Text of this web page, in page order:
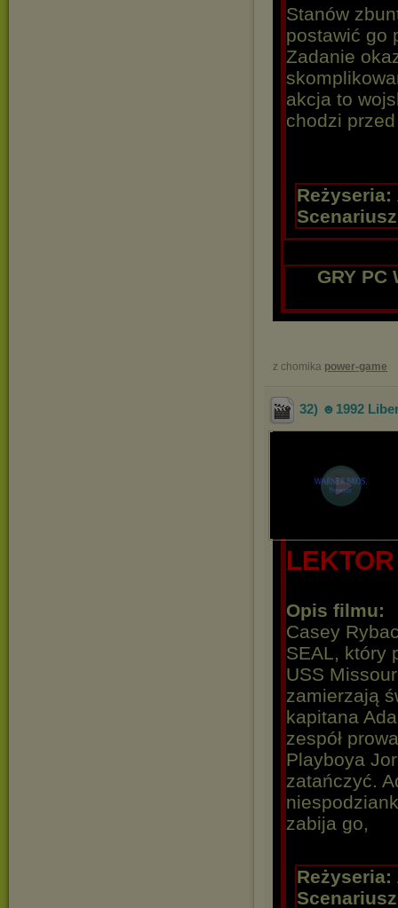
Stanów
postawić go
Zadanie
akcja to
chodzi
Reżyseria:
GRY PC
z chomika power-game
32) ☻1992
LEKTOR
Opis filmu:
Casey
SEAL, który
USS
zamierzają
kapitana
zespół
Playboya
zatańczyć.
zabija go,
Reżyseria: